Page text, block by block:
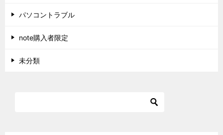
パソコントラブル
note購入者限定
未分類